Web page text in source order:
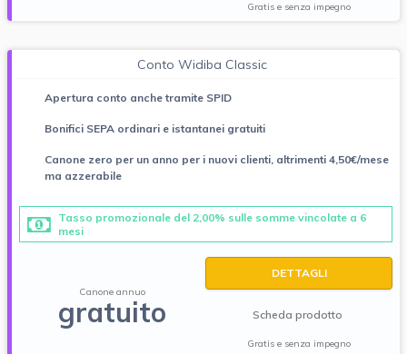
Gratis e senza impegno
Conto Widiba Classic
Apertura conto anche tramite SPID
Bonifici SEPA ordinari e istantanei gratuiti
Canone zero per un anno per i nuovi clienti, altrimenti 4,50€/mese
ma azzerabile
Tasso promozionale del 2,00% sulle somme vincolate a 6
mesi
Canone annuo
gratuito
DETTAGLI
Scheda prodotto
Gratis e senza impegno